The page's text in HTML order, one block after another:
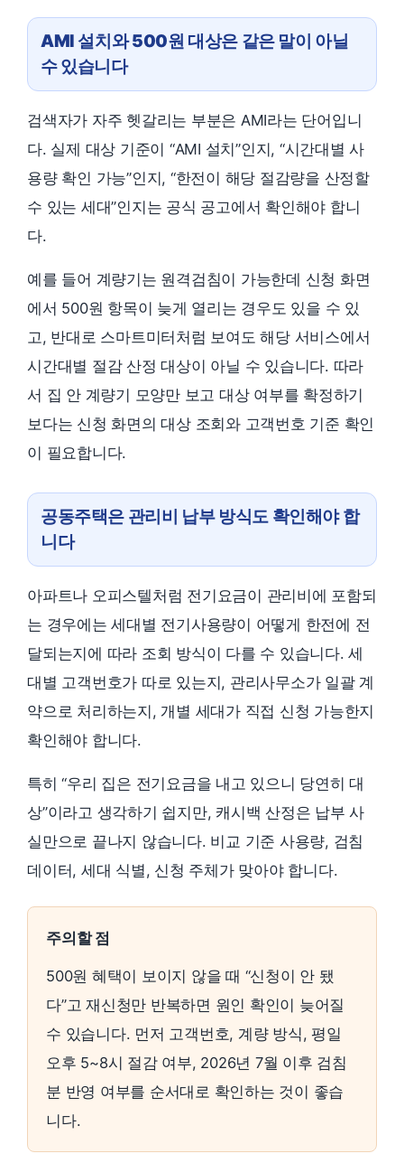
AMI 설치와 500원 대상은 같은 말이 아닐
수 있습니다
검색자가 자주 헷갈리는 부분은 AMI라는 단어입니
다. 실제 대상 기준이 “AMI 설치”인지, “시간대별 사
용량 확인 가능”인지, “한전이 해당 절감량을 산정할
수 있는 세대”인지는 공식 공고에서 확인해야 합니
다.
예를 들어 계량기는 원격검침이 가능한데 신청 화면
에서 500원 항목이 늦게 열리는 경우도 있을 수 있
고, 반대로 스마트미터처럼 보여도 해당 서비스에서
시간대별 절감 산정 대상이 아닐 수 있습니다. 따라
서 집 안 계량기 모양만 보고 대상 여부를 확정하기
보다는 신청 화면의 대상 조회와 고객번호 기준 확인
이 필요합니다.
공동주택은 관리비 납부 방식도 확인해야 합
니다
아파트나 오피스텔처럼 전기요금이 관리비에 포함되
는 경우에는 세대별 전기사용량이 어떻게 한전에 전
달되는지에 따라 조회 방식이 다를 수 있습니다. 세
대별 고객번호가 따로 있는지, 관리사무소가 일괄 계
약으로 처리하는지, 개별 세대가 직접 신청 가능한지
확인해야 합니다.
특히 “우리 집은 전기요금을 내고 있으니 당연히 대
상”이라고 생각하기 쉽지만, 캐시백 산정은 납부 사
실만으로 끝나지 않습니다. 비교 기준 사용량, 검침
데이터, 세대 식별, 신청 주체가 맞아야 합니다.
주의할 점
500원 혜택이 보이지 않을 때 “신청이 안 됐
다”고 재신청만 반복하면 원인 확인이 늦어질
수 있습니다. 먼저 고객번호, 계량 방식, 평일
오후 5~8시 절감 여부, 2026년 7월 이후 검침
분 반영 여부를 순서대로 확인하는 것이 좋습
니다.